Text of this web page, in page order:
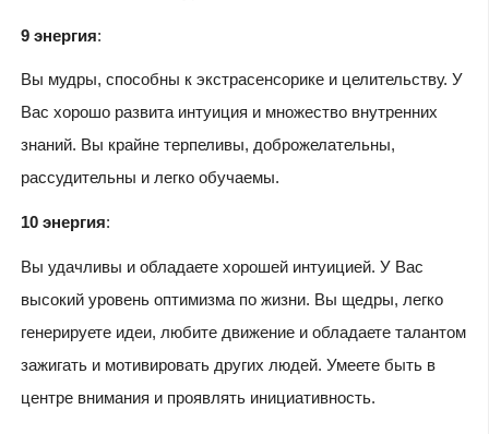
9 энергия:
Вы мудры, способны к экстрасенсорике и целительству. У
Вас хорошо развита интуиция и множество внутренних
знаний. Вы крайне терпеливы, доброжелательны,
рассудительны и легко обучаемы.
10 энергия:
Вы удачливы и обладаете хорошей интуицией. У Вас
высокий уровень оптимизма по жизни. Вы щедры, легко
генерируете идеи, любите движение и обладаете талантом
зажигать и мотивировать других людей. Умеете быть в
центре внимания и проявлять инициативность.